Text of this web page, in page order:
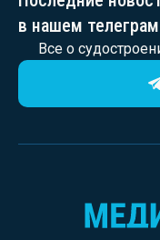
в нашем
Все о